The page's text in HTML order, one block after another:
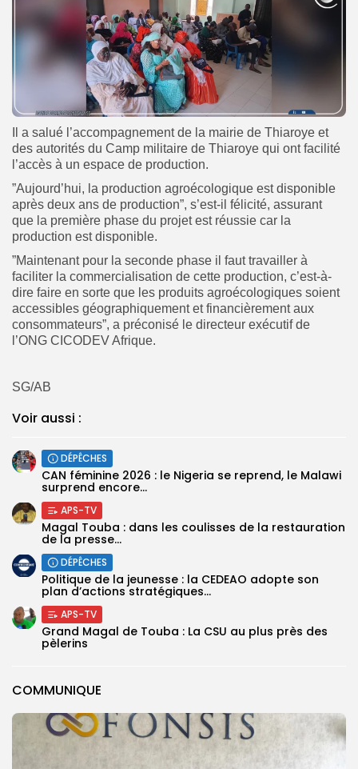
COMMUNIQUE
Il a salué l’accompagnement de la mairie de Thiaroye et
des autorités du Camp militaire de Thiaroye qui ont facilité
l’accès à un espace de production.
”Aujourd’hui, la production agroécologique est disponible
après deux ans de production”, s’est-il félicité, assurant
que la première phase du projet est réussie car la
production est disponible.
”Maintenant pour la seconde phase il faut travailler à
faciliter la commercialisation de cette production, c’est-à-
dire faire en sorte que les produits agroécologiques soient
accessibles géographiquement et financièrement aux
consommateurs”, a préconisé le directeur exécutif de
l’ONG CICODEV Afrique.
SG/AB
Voir aussi :
DÉPÊCHES
‎CAN féminine 2026 : le Nigeria se reprend, le Malawi
surprend encore...
APS-TV
Magal Touba : dans les coulisses de la restauration
de la presse...
DÉPÊCHES
Politique de la jeunesse : la CEDEAO adopte son
plan d’actions stratégiques...
APS-TV
Grand Magal de Touba : La CSU au plus près des
pèlerins